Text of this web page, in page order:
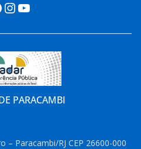
Instagram
Youtube
PARACAMBI
– Paracambi/RJ CEP 26600-000